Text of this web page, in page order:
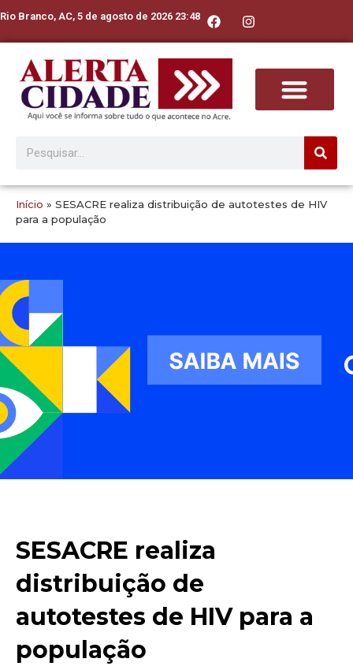
Rio Branco, AC, 5 de agosto de 2026 23:48
Início » SESACRE realiza distribuição de autotestes de HIV
para a população
SESACRE realiza
distribuição de
autotestes de HIV para a
população